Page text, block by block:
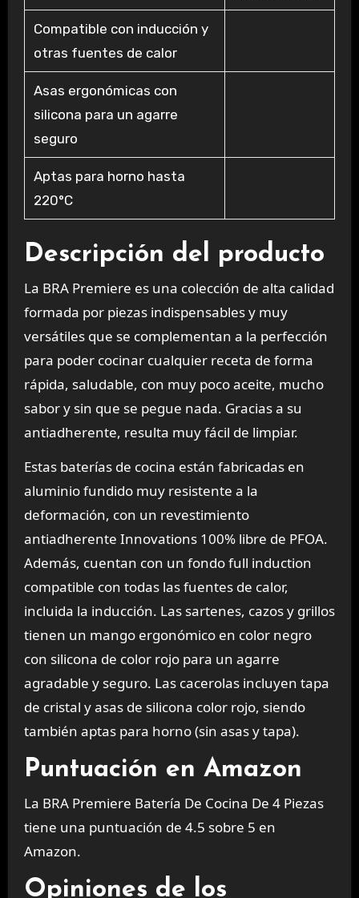
Compatible con inducción y
otras fuentes de calor
Asas ergonómicas con
silicona para un agarre
seguro
Aptas para horno hasta
220°C
Descripción del producto
La BRA Premiere es una colección de alta calidad
formada por piezas indispensables y muy
versátiles que se complementan a la perfección
para poder cocinar cualquier receta de forma
rápida, saludable, con muy poco aceite, mucho
sabor y sin que se pegue nada. Gracias a su
antiadherente, resulta muy fácil de limpiar.
Estas baterías de cocina están fabricadas en
aluminio fundido muy resistente a la
deformación, con un revestimiento
antiadherente Innovations 100% libre de PFOA.
Además, cuentan con un fondo full induction
compatible con todas las fuentes de calor,
incluida la inducción. Las sartenes, cazos y grillos
tienen un mango ergonómico en color negro
con silicona de color rojo para un agarre
agradable y seguro. Las cacerolas incluyen tapa
de cristal y asas de silicona color rojo, siendo
también aptas para horno (sin asas y tapa).
Puntuación en Amazon
La BRA Premiere Batería De Cocina De 4 Piezas
tiene una puntuación de 4.5 sobre 5 en
Amazon.
Opiniones de los